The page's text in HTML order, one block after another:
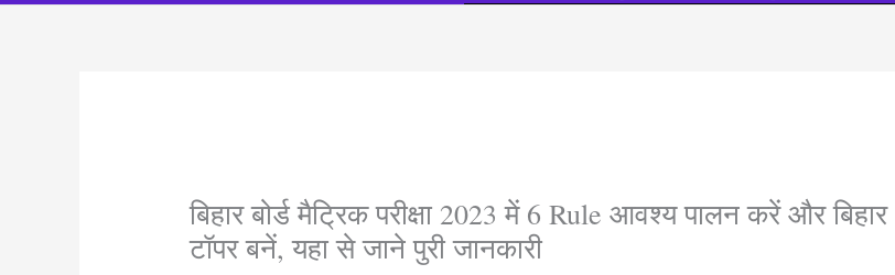
बिहार बोर्ड मैट्रिक परीक्षा 2023 में 6 Rule आवश्य पालन करें और बिहार
टॉपर बनें, यहा से जाने पुरी जानकारी